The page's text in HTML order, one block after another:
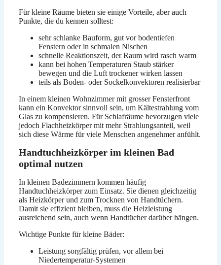
Für kleine Räume bieten sie einige Vorteile, aber auch
Punkte, die du kennen solltest:
sehr schlanke Bauform, gut vor bodentiefen
Fenstern oder in schmalen Nischen
schnelle Reaktionszeit, der Raum wird rasch warm
kann bei hohen Temperaturen Staub stärker
bewegen und die Luft trockener wirken lassen
teils als Boden- oder Sockelkonvektoren realisierbar
In einem kleinen Wohnzimmer mit grosser Fensterfront
kann ein Konvektor sinnvoll sein, um Kältestrahlung vom
Glas zu kompensieren. Für Schlafräume bevorzugen viele
jedoch Flachheizkörper mit mehr Strahlungsanteil, weil
sich diese Wärme für viele Menschen angenehmer anfühlt.
Handtuchheizkörper im kleinen Bad
optimal nutzen
In kleinen Badezimmern kommen häufig
Handtuchheizkörper zum Einsatz. Sie dienen gleichzeitig
als Heizkörper und zum Trocknen von Handtüchern.
Damit sie effizient bleiben, muss die Heizleistung
ausreichend sein, auch wenn Handtücher darüber hängen.
Wichtige Punkte für kleine Bäder:
Leistung sorgfältig prüfen, vor allem bei
Niedertemperatur-Systemen